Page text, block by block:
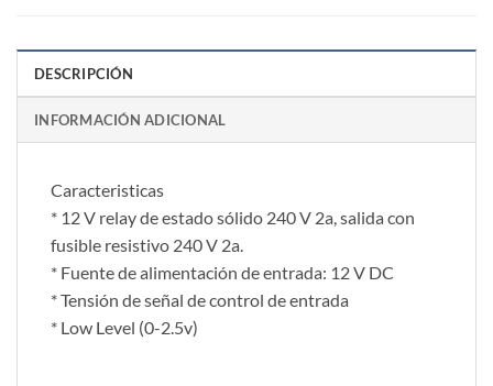
DESCRIPCIÓN
INFORMACIÓN ADICIONAL
Caracteristicas
* 12 V relay de estado sólido 240 V 2a, salida con
fusible resistivo 240 V 2a.
* Fuente de alimentación de entrada: 12 V DC
* Tensión de señal de control de entrada
* Low Level (0-2.5v)